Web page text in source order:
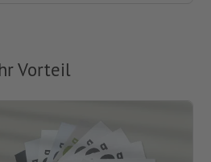
Vorteil